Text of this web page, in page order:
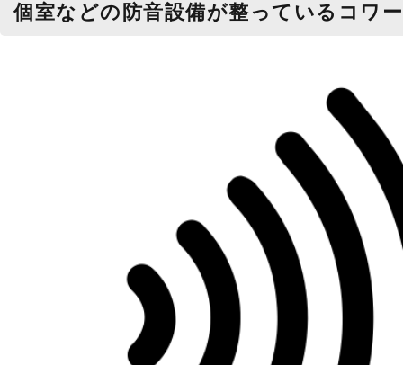
個室などの防音設備が整っているコワ